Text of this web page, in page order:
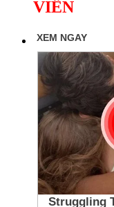
VIỄN